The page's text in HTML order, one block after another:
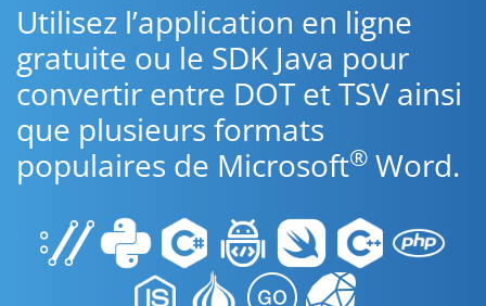
Utilisez l’application en ligne
gratuite ou le SDK Java pour
convertir entre DOT et TSV ainsi
que plusieurs formats
populaires de Microsoft® Word.